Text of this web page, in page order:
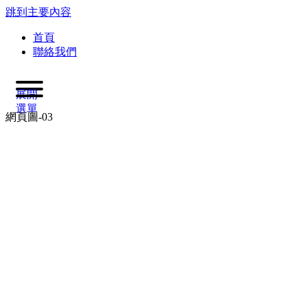
跳到主要內容
首頁
聯絡我們
展開
選單
網頁圖-03